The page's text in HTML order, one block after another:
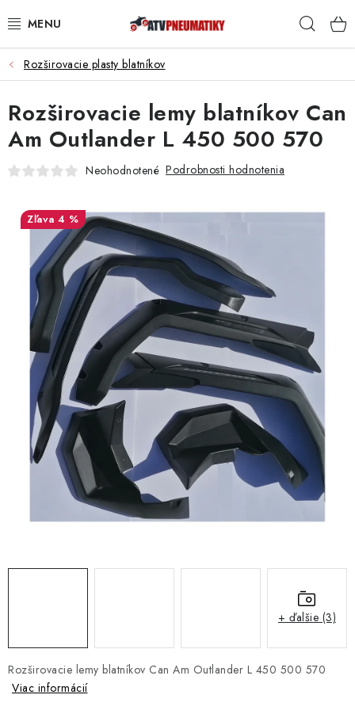
na
PNEUMATIKY
DISKY
ROZŠIROVACIE PODLOŽKY
OCHRANNÉ RÁMY
KUFRE A BOXY
KRYTY PODVOZKU
NÁVLEKY TLMIČOV
NAVIJAKY COME UP WARN
OLEJE MAXIMA A FILTRE
ROZŠIROVACIE PLASTY BLATNÍKOV
PRÍVESY - VOZÍKY
ŠTVORKOLKY
NOVINKY
Rozširovacie plasty blatníkov
Rozširovacie lemy blatníkov Can Am Outlander L 450 500 570
Viac informácií
Rozširovacie lemy blatníkov Can
Am Outlander L 450 500 570
Neohodnotené Podrobnosti hodnotenia
4 %
+ ďalšie (3)